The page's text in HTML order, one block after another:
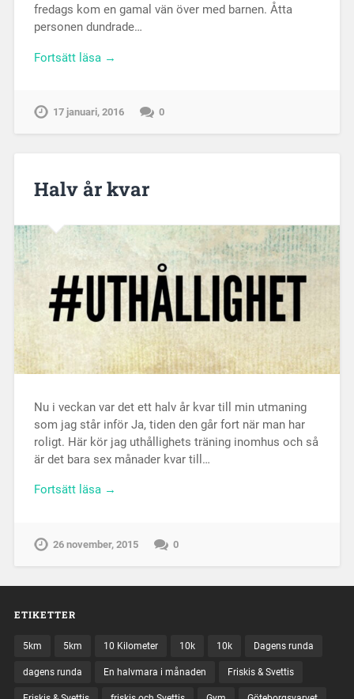
fredags kom en gamal vän över med barnen. Åtta
personen dundrade…
Fortsätt läsa →
17 januari, 2016 0
Halv år kvar
Nu i veckan var det ett halv år kvar till min utmaning
som jag står inför Ja, tiden den går fort när man har
roligt. Här kör jag uthållighets träning inomhus och så
är det bara sex månader kvar till…
Fortsätt läsa →
26 november, 2015 0
ETIKETTER
5km 5km 10 Kilometer 10k 10k Dagens runda
dagens runda En halvmara i månaden Friskis & Svettis